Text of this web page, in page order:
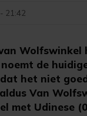
van
de
het niet
Van
met Udinese
21:42